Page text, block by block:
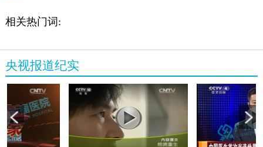
相关热门词:
央视报道纪实